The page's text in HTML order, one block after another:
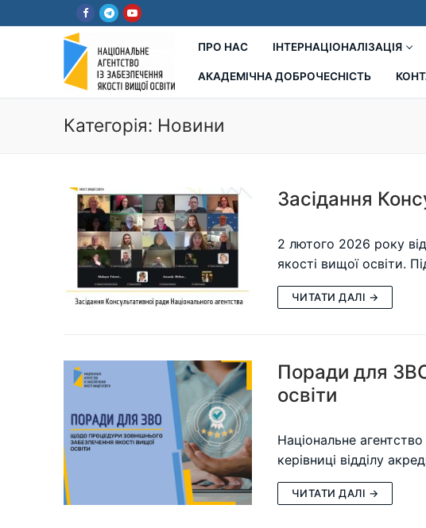
до
ПРО НАС ІНТЕРНАЦІОНАЛІЗАЦІЯ
АКАДЕМІЧНА ДОБРОЧЕСНІСТЬ
Категорія: Новини
Засідання
2 лютого 2026 року
якості вищої освіти.
ЧИТАТИ ДАЛІ →
Поради для
освіти
Національне
керівниці відділу
ЧИТАТИ ДАЛІ →